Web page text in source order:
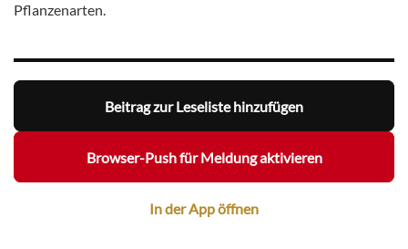
Pflanzenarten.
Beitrag zur Leseliste hinzufügen
Browser-Push für Meldung aktivieren
In der App öffnen